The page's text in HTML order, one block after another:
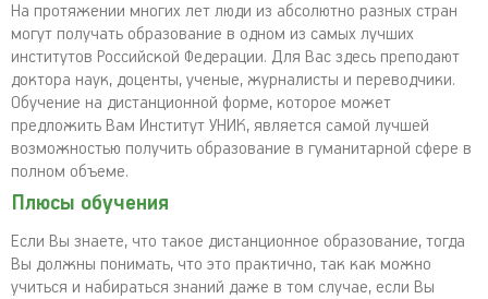
На протяжении многих лет люди из абсолютно разных стран
могут получать образование в одном из самых лучших
институтов Российской Федерации. Для Вас здесь преподают
доктора наук, доценты, ученые, журналисты и переводчики.
Обучение на дистанционной форме, которое может
предложить Вам Институт УНИК, является самой лучшей
возможностью получить образование в гуманитарной сфере в
полном объеме.
Плюсы обучения
Если Вы знаете, что такое дистанционное образование, тогда
Вы должны понимать, что это практично, так как можно
учиться и набираться знаний даже в том случае, если Вы